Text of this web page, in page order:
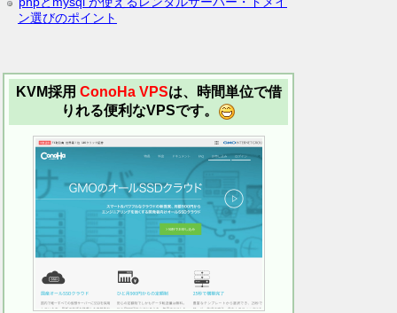
ン選びのポイント
KVM採用 ConoHa VPSは、時間単位で借
りれる便利なVPSです。